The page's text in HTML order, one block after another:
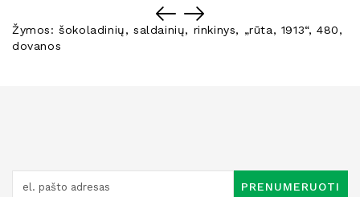
Žymos:šokoladinių,saldainių, rinkinys, „rūta, 1913“,480,
dovanos
PRENUMERUOTI